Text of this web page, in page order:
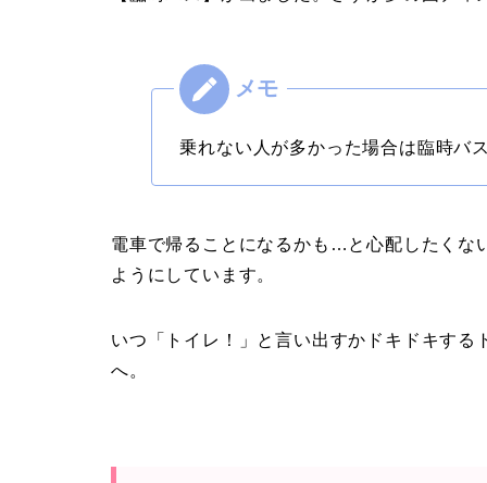
乗れない人が多かった場合は臨時バ
電車で帰ることになるかも…と心配したくな
ようにしています。
いつ「トイレ！」と言い出すかドキドキす
へ。